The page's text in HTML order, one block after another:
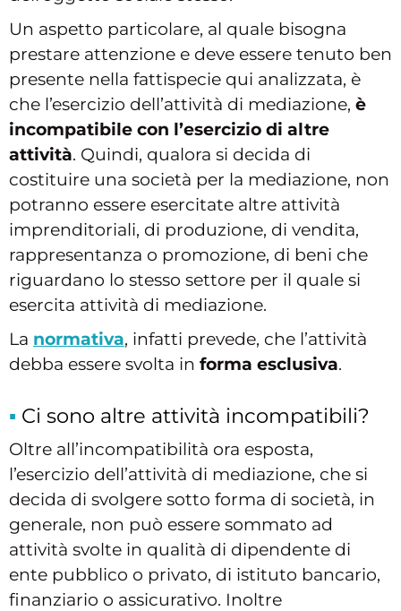
Un aspetto particolare, al quale bisogna
prestare attenzione e deve essere tenuto ben
presente nella fattispecie qui analizzata, è
che l’esercizio dell’attività di mediazione, è
incompatibile con l’esercizio di altre
attività. Quindi, qualora si decida di
costituire una società per la mediazione, non
potranno essere esercitate altre attività
imprenditoriali, di produzione, di vendita,
rappresentanza o promozione, di beni che
riguardano lo stesso settore per il quale si
esercita attività di mediazione.
La normativa, infatti prevede, che l’attività
debba essere svolta in forma esclusiva.
Ci sono altre attività incompatibili?
Oltre all’incompatibilità ora esposta,
l’esercizio dell’attività di mediazione, che si
decida di svolgere sotto forma di società, in
generale, non può essere sommato ad
attività svolte in qualità di dipendente di
ente pubblico o privato, di istituto bancario,
finanziario o assicurativo. Inoltre